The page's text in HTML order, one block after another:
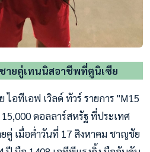
ายคู่เทนนิสอาชีพที่ตูนิเซีย
อทีเอฟ เวิลด์ ทัวร์ รายการ "M15
15,000 ดอลลาร์สหรัฐ ที่ประเทศ
คู่ เมื่อค่ำวันที่ 17 สิงหาคม ชาญชัย